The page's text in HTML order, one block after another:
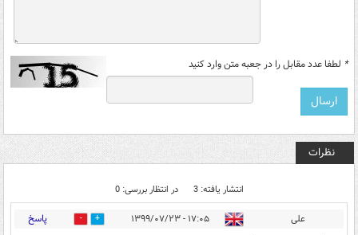
* لطفا عدد مقابل را در جعبه متن وارد کنید
نظرات
انتشار یافته: 3 در انتظار بررسی: 0
علی ۱۷:۰۵ - ۱۳۹۹/۰۷/۲۳ 2 پاسخ